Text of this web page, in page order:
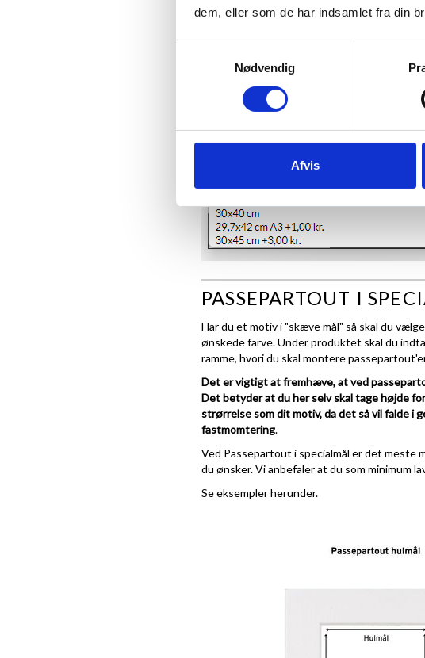
dem, eller som de har indsamlet fra din
Nødvendig
Afvis
plakat faktisk være 20x28,7 cm.
PASSEPARTOUT I
Har du et motiv i "skæve mål" så skal du
ønskede farve. Under produktet skal du
ramme, hvori du skal montere
Det er vigtigt at fremhæve, at ved
Det betyder at du her selv skal tage højde
strørrelse som dit motiv, da det så vil falde i
fastmomtering.
Ved Passepartout i specialmål er det meste
du ønsker. Vi anbefaler at du som minimum
Se eksempler herunder.